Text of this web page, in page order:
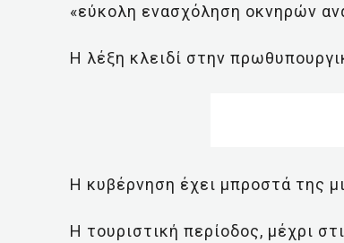
«εύκολη ενασχόληση οκνηρών
Η λέξη κλειδί στην
Η κυβέρνηση έχει μπροστά της
Η τουριστική περίοδος, μέχρι